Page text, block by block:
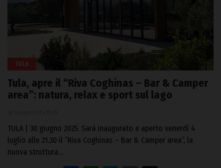
TULA
Tula, apre il “Riva Coghinas – Bar & Camper
area”: natura, relax e sport sul lago
TULA | 30 giugno 2025. Sarà inaugurato e aperto venerdì 4
luglio alle 21.30 il “Riva Coghinas – Bar & Camper area”, la
nuova struttura…